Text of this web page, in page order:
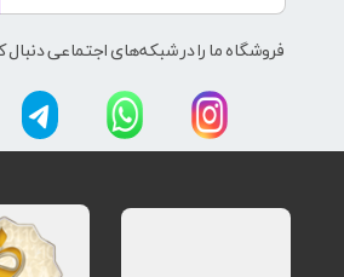
فروشگاه ما را در شبکه‌های اجتماعی دنبال